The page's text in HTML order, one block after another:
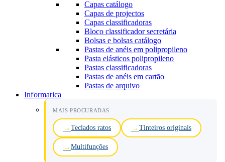
Capas catálogo
Capas de projectos
Capas classificadoras
Bloco classificador secretária
Bolsas e bolsas catálogo
Pastas de anéis em polipropileno
Pasta elásticos polipropileno
Pastas classificadoras
Pastas de anéis em cartão
Pastas de arquivo
Informatica
MAIS PROCURADAS
Teclados ratos Tinteiros originais
Multifunções